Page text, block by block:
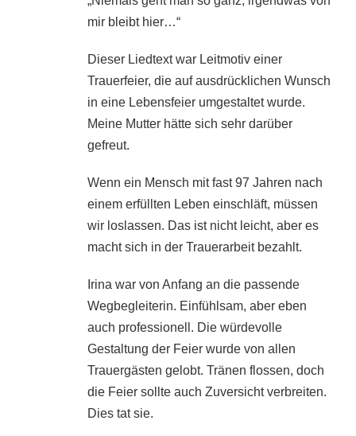
mir bleibt hier…“
Dieser Liedtext war Leitmotiv einer
Trauerfeier, die auf ausdrücklichen Wunsch
in eine Lebensfeier umgestaltet wurde.
Meine Mutter hätte sich sehr darüber
gefreut.
Wenn ein Mensch mit fast 97 Jahren nach
einem erfüllten Leben einschläft, müssen
wir loslassen. Das ist nicht leicht, aber es
macht sich in der Trauerarbeit bezahlt.
Irina war von Anfang an die passende
Wegbegleiterin. Einfühlsam, aber eben
auch professionell. Die würdevolle
Gestaltung der Feier wurde von allen
Trauergästen gelobt. Tränen flossen, doch
die Feier sollte auch Zuversicht verbreiten.
Dies tat sie.